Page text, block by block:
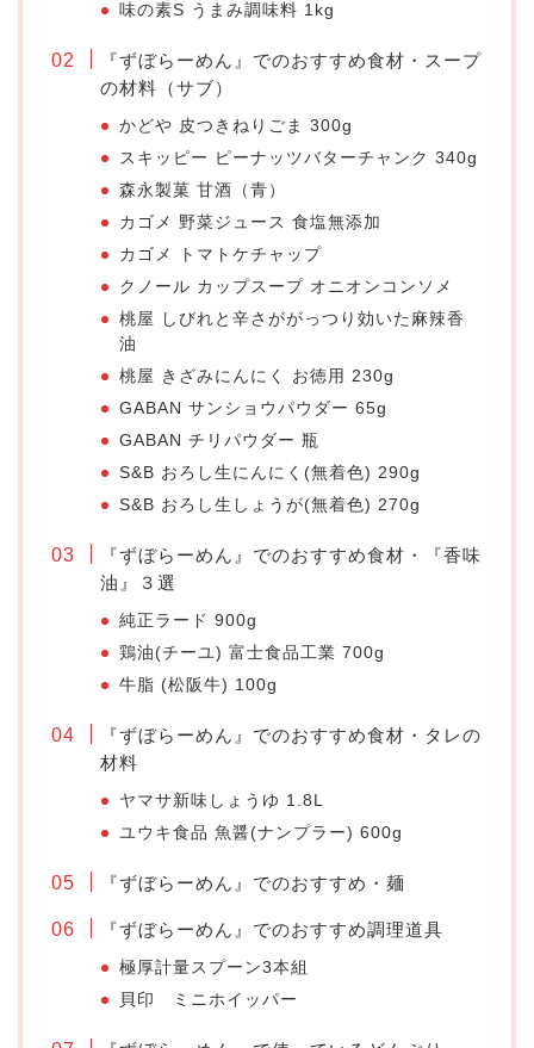
味の素S うまみ調味料 1kg
『ずぼらーめん』でのおすすめ食材・スープ
の材料（サブ）
かどや 皮つきねりごま 300g
スキッピー ピーナッツバターチャンク 340g
森永製菓 甘酒（青）
カゴメ 野菜ジュース 食塩無添加
カゴメ トマトケチャップ
クノール カップスープ オニオンコンソメ
桃屋 しびれと辛さががっつり効いた麻辣香
油
桃屋 きざみにんにく お徳用 230g
GABAN サンショウパウダー 65g
GABAN チリパウダー 瓶
S&B おろし生にんにく(無着色) 290g
S&B おろし生しょうが(無着色) 270g
『ずぼらーめん』でのおすすめ食材・『香味
油』３選
純正ラード 900g
鶏油(チーユ) 富士食品工業 700g
牛脂 (松阪牛) 100g
『ずぼらーめん』でのおすすめ食材・タレの
材料
ヤマサ新味しょうゆ 1.8L
ユウキ食品 魚醤(ナンプラー) 600g
『ずぼらーめん』でのおすすめ・麺
『ずぼらーめん』でのおすすめ調理道具
極厚計量スプーン3本組
貝印 ミニホイッパー